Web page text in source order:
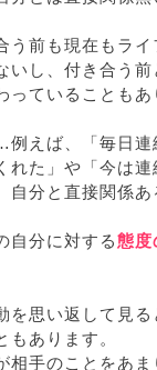
う前も現在もラ
いし、付き合う前
っていることもあ
例えば、「毎日連
れた」や「今は
自分と直接関係あ
自分に対する態度
を思い返して見る
もあります。
相手のことをあ